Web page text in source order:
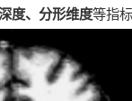
度、分形维度等指